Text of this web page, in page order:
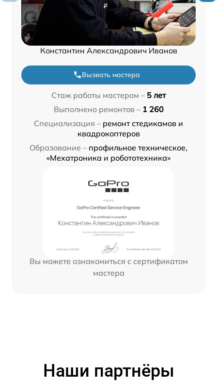
Константин Александрович Иванов
Вызвать мастера
Стаж работы мастером – 5 лет
Выполнено ремонтов – 1 260
Специализация – ремонт стедикамов и
квадрокоптеров
Образование – профильное техническое,
«Мехатроника и робототехника»
Вы можете ознакомиться с сертификатом
мастера
Наши партнёры